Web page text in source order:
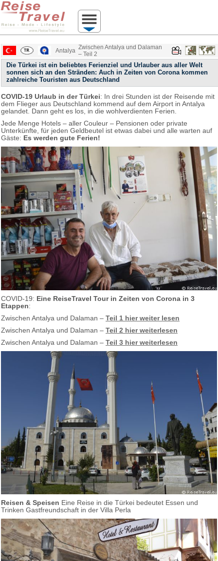
Antalya Zwischen Antalya und Dalaman
– Teil 2
Die Türkei ist ein beliebtes Ferienziel und Urlauber aus aller Welt
sonnen sich an den Stränden: Auch in Zeiten von Corona kommen
zahlreiche Touristen aus Deutschland
COVID-19 Urlaub in der Türkei: In drei Stunden ist der Reisende mit
dem Flieger aus Deutschland kommend auf dem Airport in Antalya
gelandet. Dann geht es los, in die wohlverdienten Ferien.
Jede Menge Hotels – aller Couleur – Pensionen oder private
Unterkünfte, für jeden Geldbeutel ist etwas dabei und alle warten auf
Gäste: Es werden gute Ferien!
COVID-19: Eine ReiseTravel Tour in Zeiten von Corona in 3
Etappen:
Zwischen Antalya und Dalaman – Teil 1 hier weiter lesen
Zwischen Antalya und Dalaman – Teil 2 hier weiterlesen
Zwischen Antalya und Dalaman – Teil 3 hier weiterlesen
Reisen & Speisen Eine Reise in die Türkei bedeutet Essen und
Trinken Gastfreundschaft in der Villa Perla